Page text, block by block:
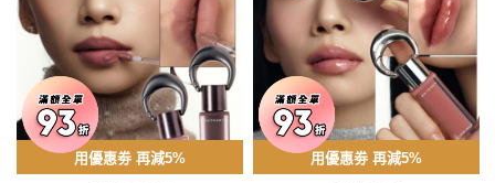
用優惠劵 再減5% 用優惠劵 再減5%